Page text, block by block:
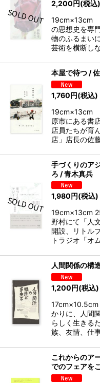
2,200円(税込)
19cm×13cm
の思想史を専
物のふるまい
芸術を横断し
本屋で待つ /
1,760円(税込)
19cm×13cm
原市にある書
店員たちが育
店」店長の佐
手づくりのア
ろ / 青木真兵
1,980円(税込)
19cm×13cm
野村にて「人
開設、リトル
トラジオ「オ
人間関係の構
1,200円(税込)
17cm×10.5cm
かりに、人間
らしく生きる
族、友情、仕
これからのア
でのフェアを